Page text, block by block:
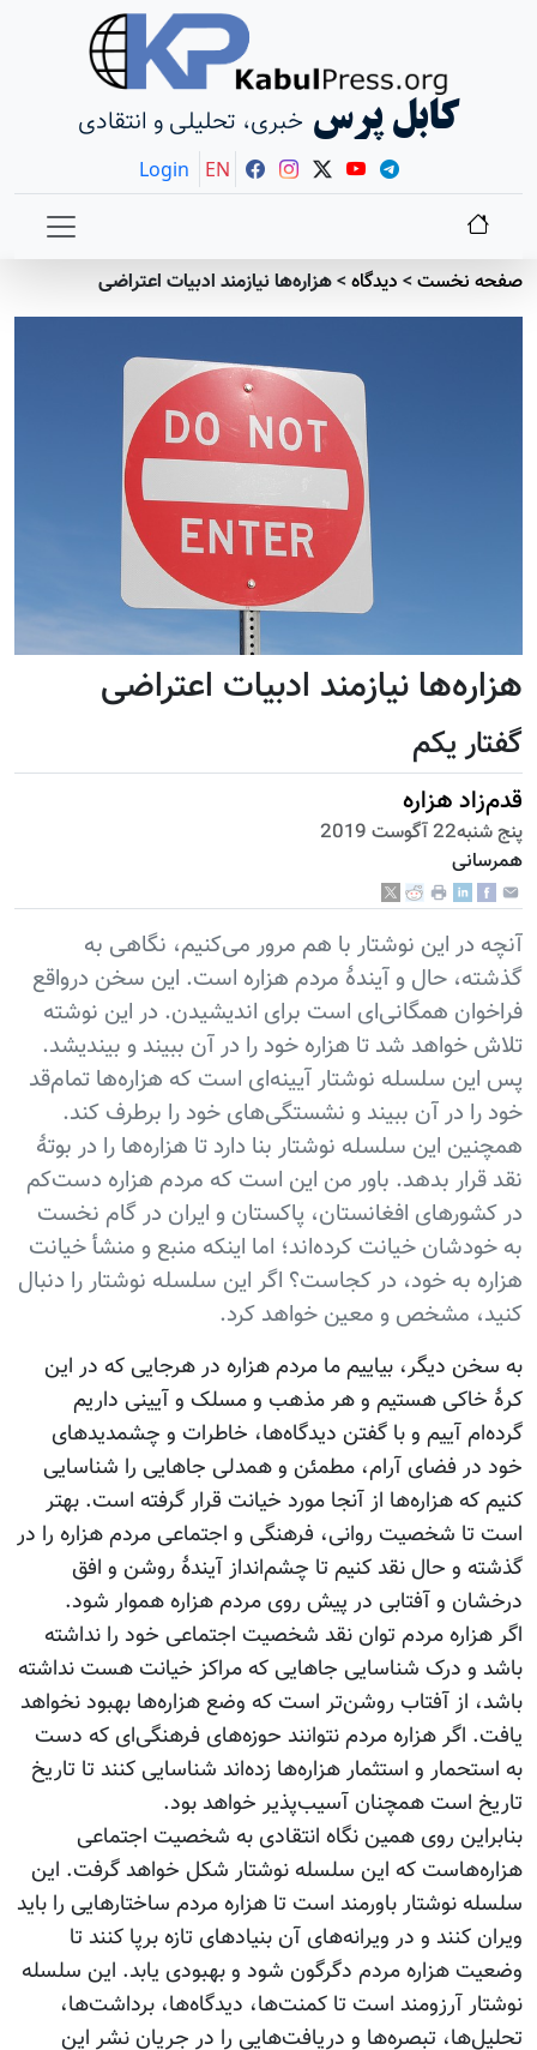
کابل پرس خبری، تحلیلی و انتقادی
Login EN
صفحه نخست> دیدگاه>هزاره‌‌ها نیازمند ادبیات اعتراضی
هزاره‌‌ها نیازمند ادبیات اعتراضی
گفتار یکم
قدم‌زاد هزاره
پنج شنبه22 آگوست 2019
همرسانی
آنچه در این نوشتار با هم مرور می‌کنیم، نگاهی به
گذشته، حال و آیندۀ مردم هزاره است. این سخن درواقع
فراخوان همگانی‌ای است برای اندیشیدن. در این نوشته
تلاش خواهد شد تا هزاره خود را در آن ببیند و بیندیشد.
پس این سلسله نوشتار آیینه‌ای است که هزاره‌ها تمام‌قد
خود را در آن ببیند و نشستگی‌های خود را برطرف کند.
همچنین این سلسله نوشتار بنا دارد تا هزاره‌ها را در بوتۀ
نقد قرار بدهد. باور من این است که مردم هزاره دست‌کم
در کشورهای افغانستان، پاکستان و ایران در گام نخست
به خودشان خیانت کرده‌اند؛ اما اینکه منبع و منشأ خیانت
هزاره به خود، در کجاست؟ اگر این سلسله نوشتار را دنبال
کنید، مشخص و معین خواهد کرد.
به سخن دیگر، بیاییم ما مردم هزاره در هرجایی که در این
کرۀ خاکی هستیم و هر مذهب و مسلک و آیینی داریم
گرده‌ام آییم و با گفتن دیدگاه‌ها، خاطرات و چشمدیدهای
خود در فضای آرام، مطمئن و همدلی جاهایی را شناسایی
کنیم که هزاره‌ها از آنجا مورد خیانت قرار گرفته است. بهتر
است تا شخصیت روانی، فرهنگی و اجتماعی مردم هزاره را در
گذشته و حال نقد کنیم تا چشم‌انداز آیندۀ روشن و افق
درخشان و آفتابی در پیش روی مردم هزاره هموار شود.
اگر هزاره مردم توان نقد شخصیت اجتماعی خود را نداشته
باشد و درک شناسایی جاهایی که مراکز خیانت هست نداشته
باشد، از آفتاب روشن‌تر است که وضع هزاره‌ها بهبود نخواهد
یافت. اگر هزاره مردم نتوانند حوزه‌های فرهنگی‌ای که دست
به استحمار و استثمار هزاره‌ها زده‌اند شناسایی کنند تا تاریخ
تاریخ است همچنان آسیب‌پذیر خواهد بود.
بنابراین روی همین نگاه انتقادی به شخصیت اجتماعی
هزاره‌هاست که این سلسله نوشتار شکل خواهد گرفت. این
سلسله نوشتار باورمند است تا هزاره مردم ساختارهایی را باید
ویران کنند و در ویرانه‌های آن بنیادهای تازه برپا کنند تا
وضعیت هزاره مردم دگرگون شود و بهبودی یابد. این سلسله
نوشتار آرزومند است تا کمنت‌ها، دیدگاه‌ها، برداشت‌ها،
تحلیل‌ها، تبصره‌ها و دریافت‌هایی را در جریان نشر این